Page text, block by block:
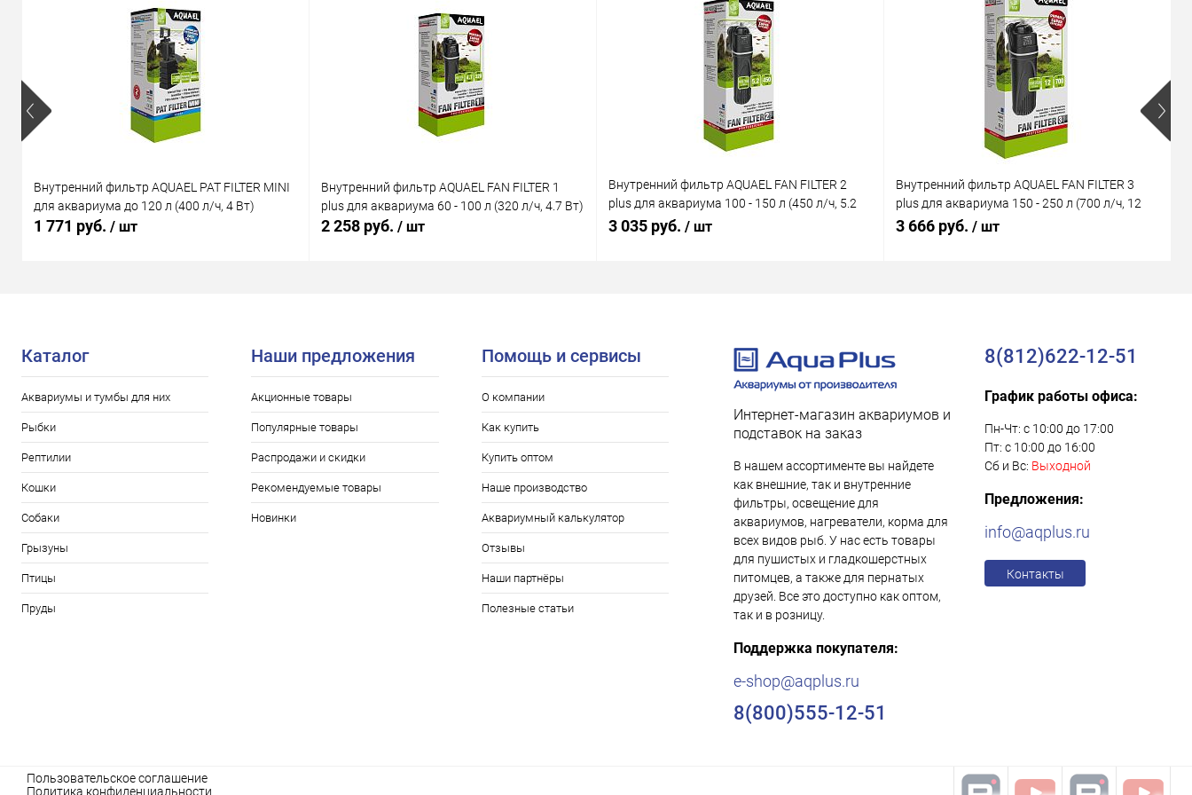
Внутренний фильтр AQUAEL PAT FILTER MINI
для аквариума до 120 л (400 л/ч, 4 Вт)
1 771 руб. / шт
Внутренний фильтр AQUAEL FAN FILTER 1
plus для аквариума 60 - 100 л (320 л/ч, 4.7 Вт)
2 258 руб. / шт
Внутренний фильтр AQUAEL FAN FILTER 2
plus для аквариума 100 - 150 л (450 л/ч, 5.2
Вт)
3 035 руб. / шт
Внутренний фильтр AQUAEL FAN FILTER 3
plus для аквариума 150 - 250 л (700 л/ч, 12
Вт)
3 666 руб. / шт
Каталог
Аквариумы и тумбы для них
Рыбки
Рептилии
Кошки
Собаки
Грызуны
Птицы
Пруды
Наши предложения
Акционные товары
Популярные товары
Распродажи и скидки
Рекомендуемые товары
Новинки
Помощь и сервисы
О компании
Как купить
Купить оптом
Наше производство
Аквариумный калькулятор
Отзывы
Наши партнёры
Полезные статьи
Интернет-магазин аквариумов и
подставок на заказ
В нашем ассортименте вы найдете
как внешние, так и внутренние
фильтры, освещение для
аквариумов, нагреватели, корма для
всех видов рыб. У нас есть товары
для пушистых и гладкошерстных
питомцев, а также для пернатых
друзей. Все это доступно как оптом,
так и в розницу.
Поддержка покупателя:
e-shop@aqplus.ru
8(800)555-12-51
8(812)622-12-51
График работы офиса:
Пн-Чт: с 10:00 до 17:00
Пт: с 10:00 до 16:00
Сб и Вс: Выходной
Предложения:
info@aqplus.ru
Контакты
Пользовательское соглашение
Политика конфиденциальности